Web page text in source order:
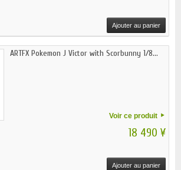
Ajouter au panier
ARTFX Pokemon J Victor with Scorbunny 1/8...
Voir ce produit
18 490 ¥
Ajouter au panier